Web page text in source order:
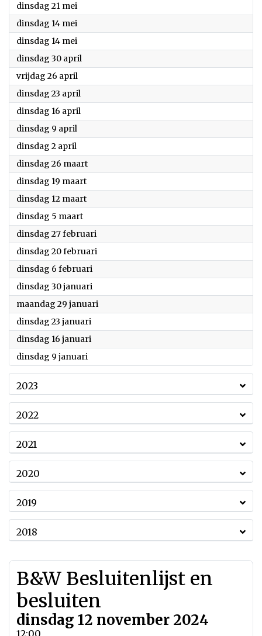
dinsdag 21 mei
dinsdag 14 mei
dinsdag 14 mei
dinsdag 30 april
vrijdag 26 april
dinsdag 23 april
dinsdag 16 april
dinsdag 9 april
dinsdag 2 april
dinsdag 26 maart2024
dinsdag 19 maart2024
dinsdag 12 maart2024
dinsdag 5 maart2024
dinsdag 27 februari
dinsdag 20 februari
dinsdag 6 februari
dinsdag 30 januari
maandag 29 januari
dinsdag 23 januari
dinsdag 16 januari
dinsdag 9 januari
2023
2022
2021
2020
2019
2018
B&W Besluitenlijst en
besluiten
dinsdag 12 november 2024
12:00